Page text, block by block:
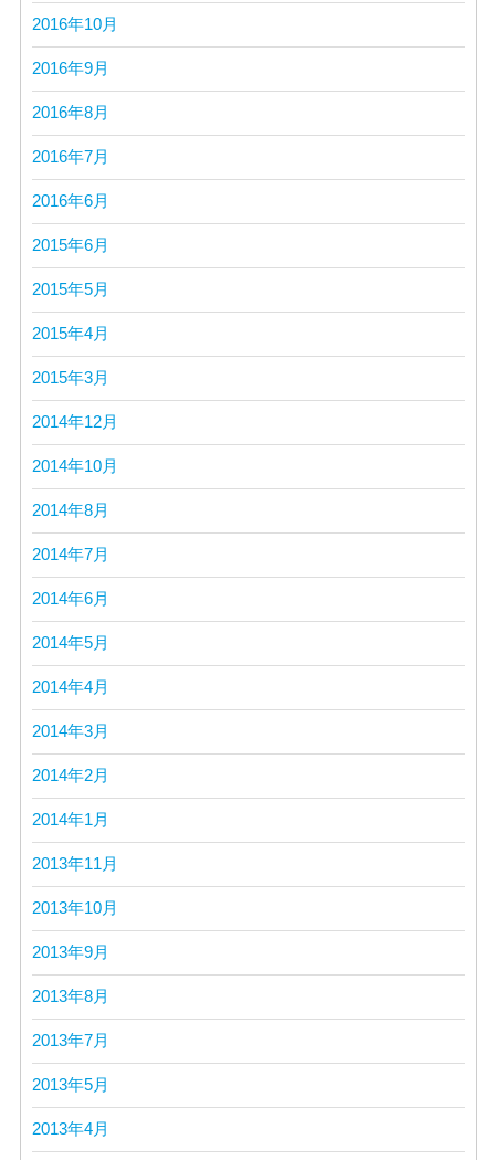
2016年10月
2016年9月
2016年8月
2016年7月
2016年6月
2015年6月
2015年5月
2015年4月
2015年3月
2014年12月
2014年10月
2014年8月
2014年7月
2014年6月
2014年5月
2014年4月
2014年3月
2014年2月
2014年1月
2013年11月
2013年10月
2013年9月
2013年8月
2013年7月
2013年5月
2013年4月